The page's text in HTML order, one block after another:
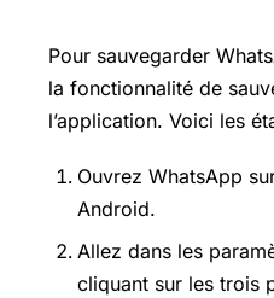
Pour sauvegarder
la fonctionnalité de
l’application. Voici les
Ouvrez WhatsApp
Android.
Allez dans les
cliquant sur les trois